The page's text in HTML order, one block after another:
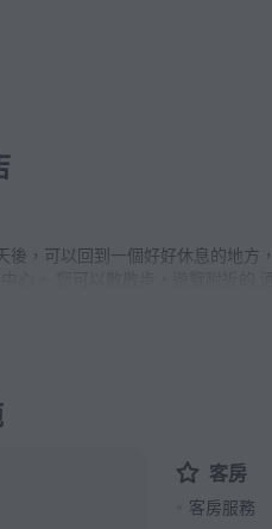
後，可以回到一個好好休息的地
of Natural History。
客房
客房服務